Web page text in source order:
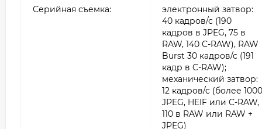
Серийная съемка:
электронный затвор:
40 кадров/с (190
кадров в JPEG, 75 в
RAW, 140 C-RAW), RAW
Burst 30 кадров/с (191
кадр в C-RAW);
механический затвор:
12 кадров/с (более 1000
JPEG, HEIF или C-RAW,
110 в RAW или RAW +
JPEG)